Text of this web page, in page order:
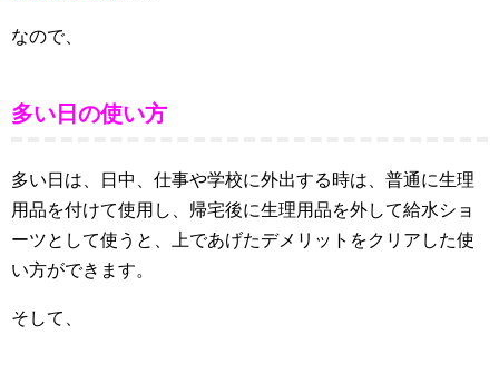
なので、
多い日の使い方
多い日は、日中、仕事や学校に外出する時は、普通に生理
用品を付けて使用し、帰宅後に生理用品を外して給水ショ
ーツとして使うと、上であげたデメリットをクリアした使
い方ができます。
そして、